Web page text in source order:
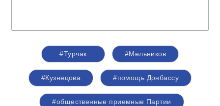
#Турчак #Мельников
#Кузнецова #помощь Донбассу
#общественные приемные Партии